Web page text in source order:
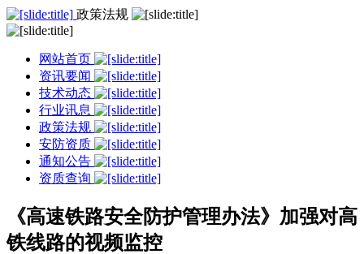
政策法规
网站首页
资讯要闻
技术动态
行业讯息
政策法规
安防资质
通知公告
资质查询
《高速铁路安全防护管理办法》加强对高
铁线路的视频监控